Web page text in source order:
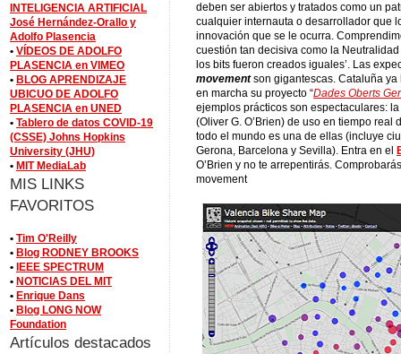
deben ser abiertos y tratados como un
cualquier internauta o desarrollador que
innovación que se le ocurra.
cuestión tan decisiva como la
los bits fueron creados iguales’. Las
movementson gigantescas. Cataluña ya
en marcha su proyecto “Dades Oberts
ejemplos prácticos son espectaculares:
(Oliver G. O’Brien) de uso en tiempo
todo el mundo es una de ellas (incluye
Gerona, Barcelona y Sevilla). Entra en el
O’Brien y no te arrepentirás.
movement
INTELIGENCIA ARTIFICIAL
José Hernández-Orallo y
Adolfo Plasencia
• VÍDEOS DE ADOLFO
PLASENCIA en VIMEO
• BLOG APRENDIZAJE
UBICUO DE ADOLFO
PLASENCIA en UNED
• Tablero de datos COVID-19
(CSSE) Johns Hopkins
University (JHU)
• MIT MediaLab
MIS LINKS
FAVORITOS
• Tim O'Reilly
• Blog RODNEY BROOKS
• IEEE SPECTRUM
• NOTICIAS DEL MIT
• Enrique Dans
• Blog LONG NOW
Foundation
Artículos destacados